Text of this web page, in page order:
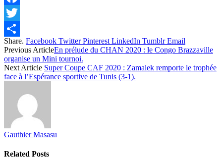
Facebook
Twitter
Share
Share. Facebook Twitter Pinterest LinkedIn Tumblr Email
Previous ArticleEn prélude du CHAN 2020 : le Congo Brazzaville
organise un Mini tournoi.
Next Article Super Coupe CAF 2020 : Zamalek remporte le trophée
face à l’Espérance sportive de Tunis (3-1).
Gauthier Masasu
Related Posts